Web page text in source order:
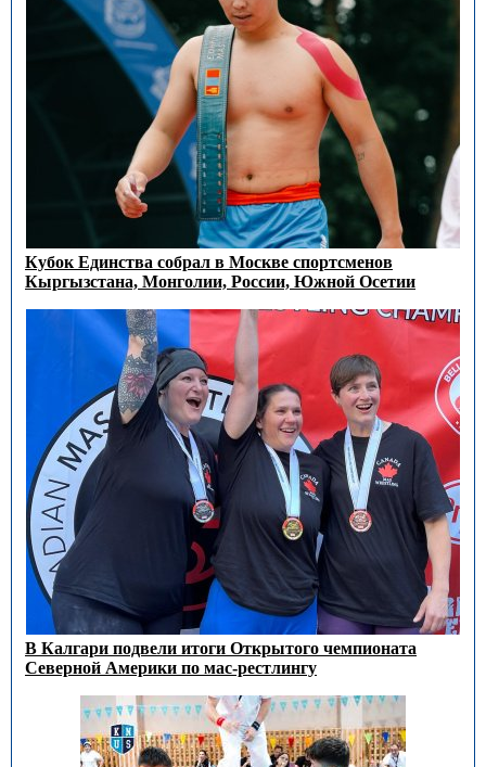
Кубок Единства собрал в Москве спортсменов
Кыргызстана, Монголии, России, Южной Осетии
В Калгари подвели итоги Открытого чемпионата
Северной Америки по мас-рестлингу